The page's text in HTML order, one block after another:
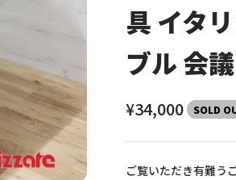
具 イタ
ブル 会
セール価格
¥34,000 SOLD
ご覧いただき有難う